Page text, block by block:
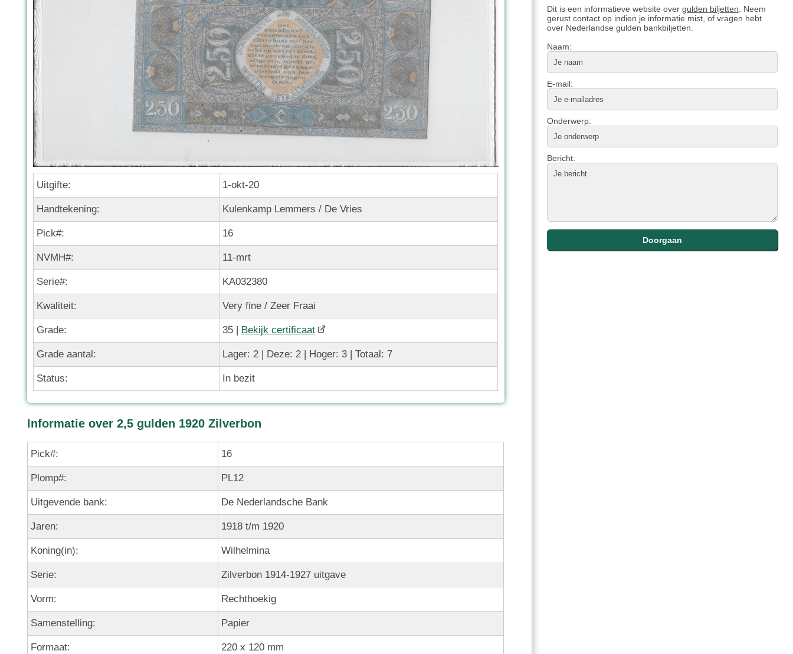
Uitgifte: 1-okt-20
Handtekening: Kulenkamp Lemmers / De Vries
Pick#: 16
NVMH#: 11-mrt
Serie#: KA032380
Kwaliteit: Very fine / Zeer Fraai
Grade: 35 | Bekijk certificaat
Grade aantal: Lager: 2 | Deze: 2 | Hoger: 3 | Totaal: 7
Status: In bezit
Informatie over 2,5 gulden 1920 Zilverbon
Pick#: 16
Plomp#: PL12
Uitgevende bank: De Nederlandsche Bank
Jaren: 1918 t/m 1920
Koning(in): Wilhelmina
Serie: Zilverbon 1914-1927 uitgave
Vorm: Rechthoekig
Samenstelling: Papier
Formaat: 220 x 120 mm
Dit is een informatieve website over gulden biljetten . Neem
gerust contact op indien je informatie mist, of vragen hebt
over Nederlandse gulden bankbiljetten.
Naam:
E-mail:
Onderwerp:
Bericht: